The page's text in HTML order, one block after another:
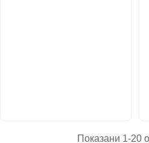
Показани 1-20